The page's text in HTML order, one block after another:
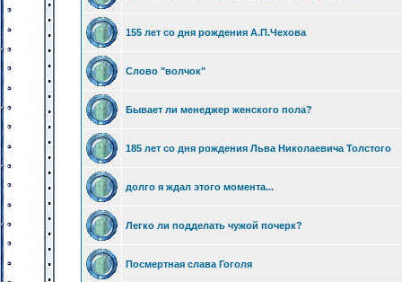
155 лет со дня рождения А.П.Чехова
Слово "волчок"
Бывает ли менеджер женского пола?
185 лет со дня рождения Льва Николаевича Толстого
долго я ждал этого момента...
Легко ли подделать чужой почерк?
Посмертная слава Гоголя